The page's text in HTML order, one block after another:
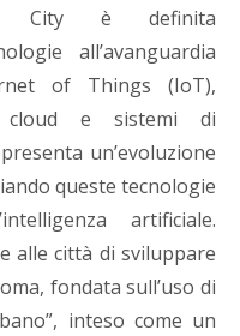
City è definita
all’avanguardia
of Things (IoT),
cloud e sistemi di
un’evoluzione
queste tecnologie
artificiale.
alle città di sviluppare
fondata sull’uso di
inteso come un